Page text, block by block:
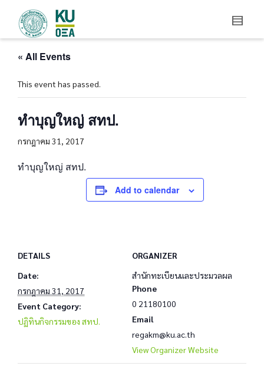
« All Events
This event has passed.
ทำบุญใหญ่ สทป.
กรกฎาคม 31, 2017
ทำบุญใหญ่ สทป.
Add to calendar
DETAILS
Date:
กรกฎาคม 31, 2017
Event Category:
ปฏิทินกิจกรรมของ สทป.
ORGANIZER
สำนักทะเบียนและประมวลผล
Phone
0 21180100
Email
regakm@ku.ac.th
View Organizer Website